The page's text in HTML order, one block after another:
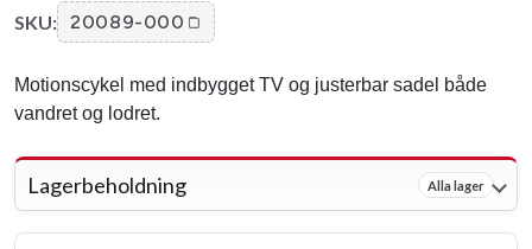
SKU: 20089-000
Motionscykel med indbygget TV og justerbar sadel både
vandret og lodret.
Lagerbeholdning Alla lager